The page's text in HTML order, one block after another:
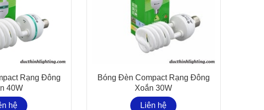
Rạng Đông
40W
hệ
Bóng Đèn Compact Rạng Đông
Xoắn 30W
Liên hệ